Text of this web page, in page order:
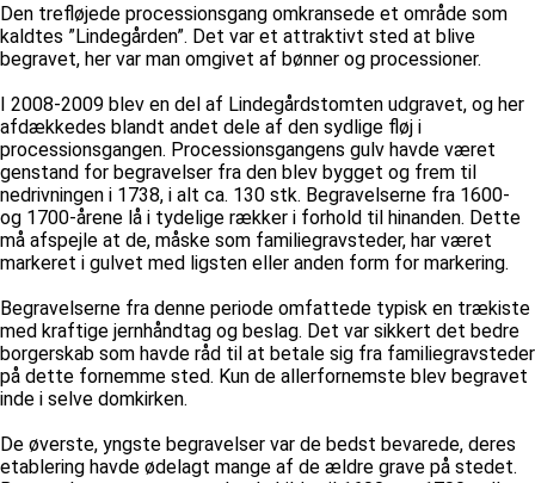
Den trefløjede processionsgang omkransede et område som
kaldtes ”Lindegården”. Det var et attraktivt sted at blive
begravet, her var man omgivet af bønner og processioner.
I 2008-2009 blev en del af Lindegårdstomten udgravet, og her
afdækkedes blandt andet dele af den sydlige fløj i
processionsgangen. Processionsgangens gulv havde været
genstand for begravelser fra den blev bygget og frem til
nedrivningen i 1738, i alt ca. 130 stk. Begravelserne fra 1600-
og 1700-årene lå i tydelige rækker i forhold til hinanden. Dette
må afspejle at de, måske som familiegravsteder, har været
markeret i gulvet med ligsten eller anden form for markering.
Begravelserne fra denne periode omfattede typisk en trækiste
med kraftige jernhåndtag og beslag. Det var sikkert det bedre
borgerskab som havde råd til at betale sig fra familiegravsteder
på dette fornemme sted. Kun de allerfornemste blev begravet
inde i selve domkirken.
De øverste, yngste begravelser var de bedst bevarede, deres
etablering havde ødelagt mange af de ældre grave på stedet.